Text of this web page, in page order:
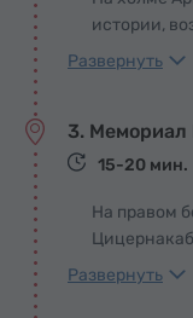
возведено
истории,
Эребуни,
охранять
основанию
Развернуть
3. Мемориал
15-20 мин.
На правом
означает
Развернуть